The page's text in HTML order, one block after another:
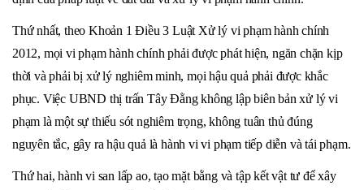
Thứ nhất, theo Khoản 1 Điều 3 Luật Xử lý vi phạm hành chính
2012, mọi vi phạm hành chính phải được phát hiện, ngăn chặn kịp
thời và phải bị xử lý nghiêm minh, mọi hậu quả phải được khắc
phục. Việc UBND thị trấn Tây Đằng không lập biên bản xử lý vi
phạm là một sự thiếu sót nghiêm trọng, không tuân thủ đúng
nguyên tắc, gây ra hậu quả là hành vi vi phạm tiếp diễn và tái phạm.
Thứ hai, hành vi san lấp ao, tạo mặt bằng và tập kết vật tư để xây